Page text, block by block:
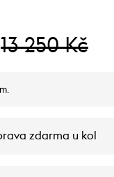
13 250 Kč
zdarma u kol